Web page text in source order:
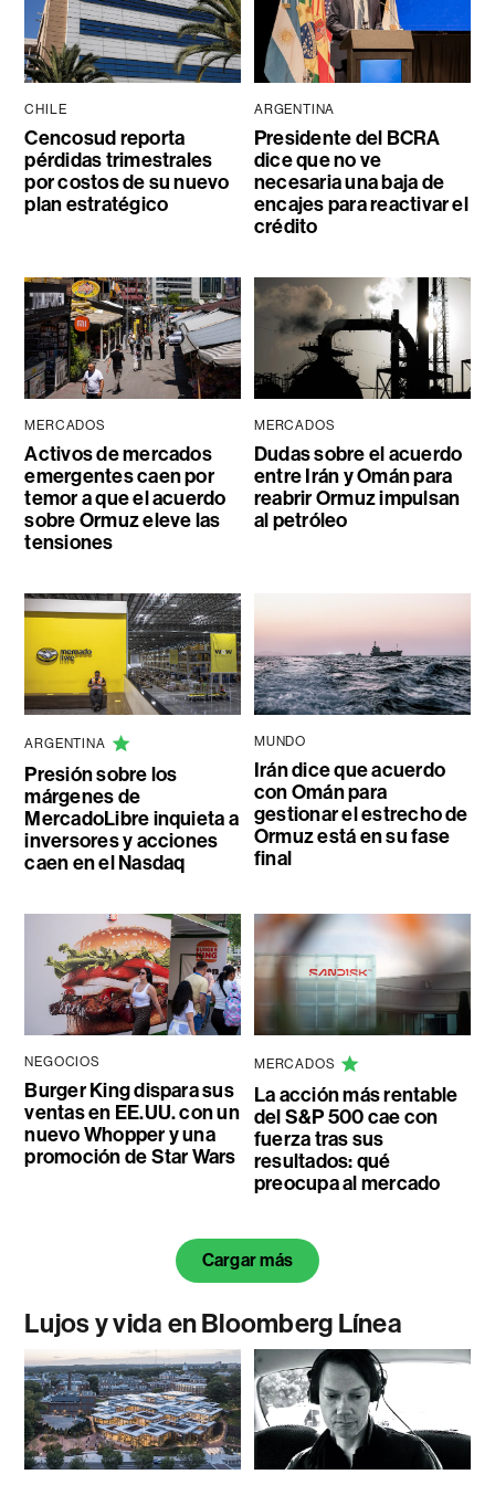
CHILE
Cencosud reporta
pérdidas trimestrales
por costos de su nuevo
plan estratégico
ARGENTINA
Presidente del BCRA
dice que no ve
necesaria una baja de
encajes para reactivar el
crédito
MERCADOS
Activos de mercados
emergentes caen por
temor a que el acuerdo
sobre Ormuz eleve las
tensiones
MERCADOS
Dudas sobre el acuerdo
entre Irán y Omán para
reabrir Ormuz impulsan
al petróleo
ARGENTINA
Presión sobre los
márgenes de
MercadoLibre inquieta a
inversores y acciones
caen en el Nasdaq
MUNDO
Irán dice que acuerdo
con Omán para
gestionar el estrecho de
Ormuz está en su fase
final
NEGOCIOS
Burger King dispara sus
ventas en EE.UU. con un
nuevo Whopper y una
promoción de Star Wars
MERCADOS
La acción más rentable
del S&P 500 cae con
fuerza tras sus
resultados: qué
preocupa al mercado
Cargar más
Lujos y vida en Bloomberg Línea